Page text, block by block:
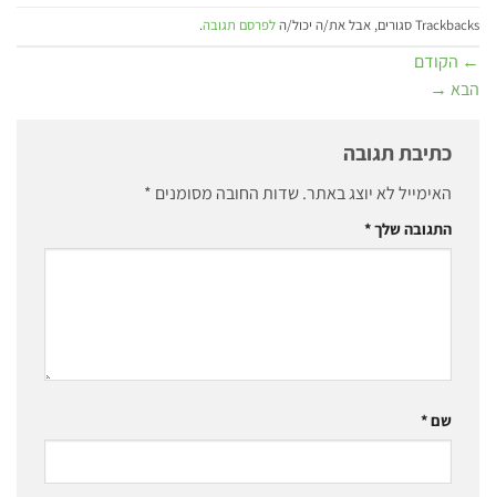
Trackbacks סגורים, אבל את/ה יכול/ה לפרסם תגובה.
← הקודם
הבא →
כתיבת תגובה
האימייל לא יוצג באתר.שדות החובה מסומנים *
התגובה שלך*
שם*